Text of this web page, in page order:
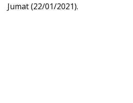
Jumat (22/01/2021).